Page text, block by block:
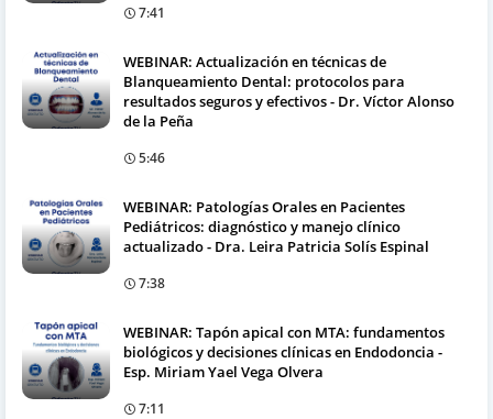
7:41
WEBINAR: Actualización en técnicas de
Blanqueamiento Dental: protocolos para
resultados seguros y efectivos - Dr. Víctor Alonso
de la Peña
5:46
WEBINAR: Patologías Orales en Pacientes
Pediátricos: diagnóstico y manejo clínico
actualizado - Dra. Leira Patricia Solís Espinal
7:38
WEBINAR: Tapón apical con MTA: fundamentos
biológicos y decisiones clínicas en Endodoncia -
Esp. Miriam Yael Vega Olvera
7:11